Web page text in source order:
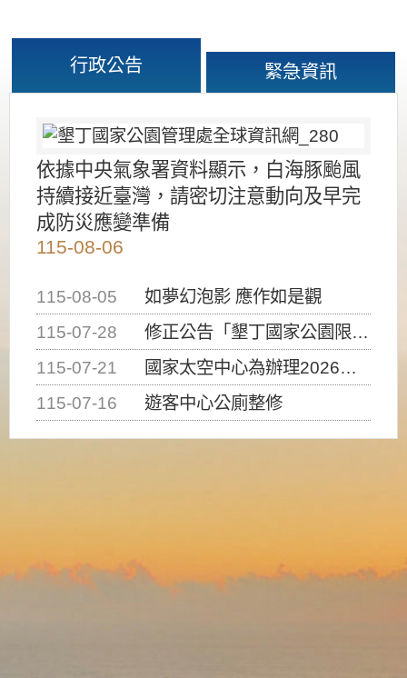
行政公告 緊急資訊
依據中央氣象署資料顯示，白海豚颱風
持續接近臺灣，請密切注意動向及早完
成防災應變準備
115-08-06
115-08-05
如夢幻泡影 應作如是觀
115-07-28
修正公告「墾丁國家公園限制水域遊憩活動之種類、範圍、時間及行為」，自即日生效。
115-07-21
國家太空中心為辦理2026台灣盃火箭競賽，陸、海、空域警戒及協調相關事宜，因颱風備案事宜
115-07-16
遊客中心公廁整修